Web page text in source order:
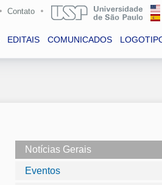
Contato
EDITAIS COMUNICADOS
Notícias Gerais
Eventos